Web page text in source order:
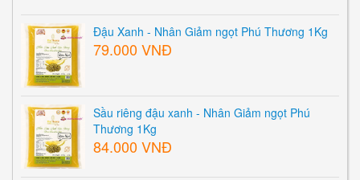
Đậu Xanh - Nhân Giảm ngọt Phú Thương 1Kg
79.000 VNĐ
Sầu riêng đậu xanh - Nhân Giảm ngọt Phú
Thương 1Kg
84.000 VNĐ